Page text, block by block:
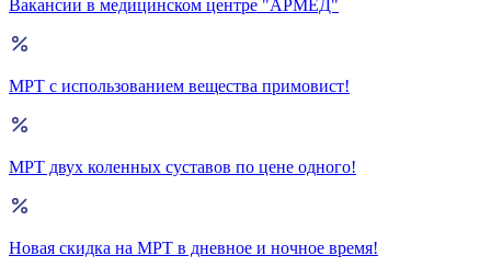
Вакансии в медицинском центре "АРМЕД"
МРТ с использованием вещества примовист!
МРТ двух коленных суставов по цене одного!
Новая скидка на МРТ в дневное и ночное время!